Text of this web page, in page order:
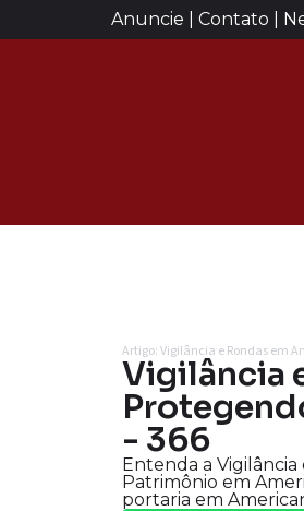
Anuncie | Contato |
Artigo: Vigilância e Rondas em
Vigilância
- 366
Entenda a
Patrimônio em
portaria em